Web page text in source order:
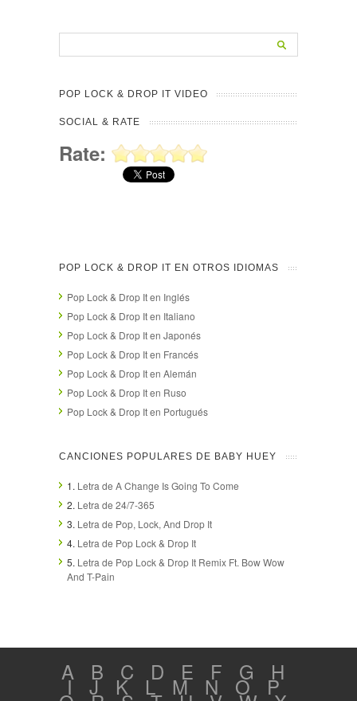
POP LOCK & DROP IT VIDEO
SOCIAL & RATE
Rate:
POP LOCK & DROP IT EN OTROS IDIOMAS
Pop Lock & Drop It en Inglés
Pop Lock & Drop It en Italiano
Pop Lock & Drop It en Japonés
Pop Lock & Drop It en Francés
Pop Lock & Drop It en Alemán
Pop Lock & Drop It en Ruso
Pop Lock & Drop It en Portugués
CANCIONES POPULARES DE BABY HUEY
1. Letra de A Change Is Going To Come
2. Letra de 24/7-365
3. Letra de Pop, Lock, And Drop It
4. Letra de Pop Lock & Drop It
5. Letra de Pop Lock & Drop It Remix Ft. Bow Wow
And T-Pain
A B C D E F G H
I J K L M N O P